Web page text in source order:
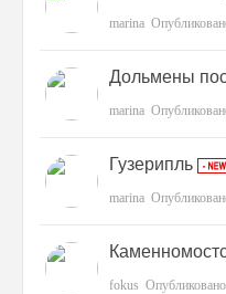
marina
Дольмены
marina
Гузерипль
marina
fokus